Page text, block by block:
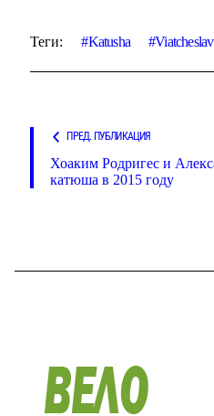
Теги: Katusha
ПРЕД. ПУБЛИКАЦИЯ
Хоаким Родригес и
катюша в 2015 году